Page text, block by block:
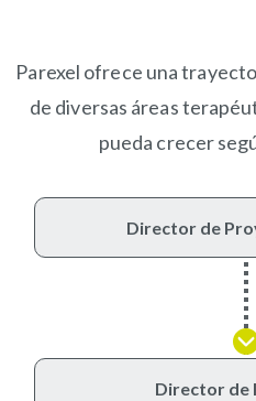
Parexel ofrece una
de diversas áreas
pueda crecer
Director de
Director de